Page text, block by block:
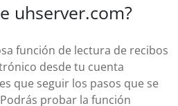
uhserver.com?
función de lectura de recibos
desde tu cuenta
que seguir los pasos que se
probar la función